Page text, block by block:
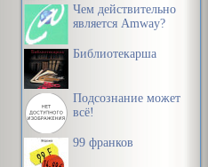
Чем действительно
является Amway?
Библиотекарша
Подсознание может
всё!
99 франков